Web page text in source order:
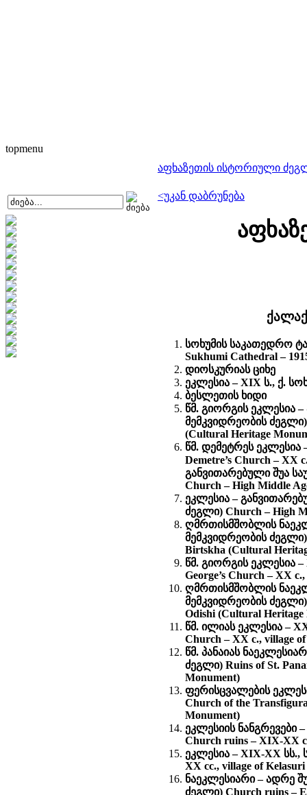
topmenu
აფხაზეთის ისტორიული
<უკან დაბრუნება
სოხუმის საკათედრო
Sukhumi Cathedral –
დიოსკურიას ციხე
ეკლესია – XIX ს., ქ.
ბესლეთის ხიდი
წმ. გიორგის ეკლესია
მემკვიდრეობის ძეგლი)
(Cultural Heritage
წმ. დემეტრეს
Demetre’s Church – XX
განვითარებული შუა
Church – High Middle
ეკლესია –
ძეგლი) Church – High
ღმრთისმშობლის
მემკვიდრეობის ძეგლი)
Birtskha (Cultural
წმ. გიორგის ეკლესია
George’s Church – XX
ღმრთისმშობლის
მემკვიდრეობის ძეგლი)
Odishi (Cultural Heritage
წმ. ილიას ეკლესია –
Church – XX c., village
წმ. პანაიას
ძეგლი) Ruins of St.
Monument)
ფერისცვალების
Church of the
Monument)
ეკლესიის
Church ruins – XIX-XX
ეკლესია – XIX-XX
XX cc., village of
ნაეკლესიარი – ადრე
ძეგლი) Church ruins –